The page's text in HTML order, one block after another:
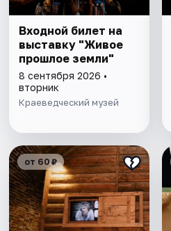
Входной билет на
выставку "Живое
прошлое земли"
8 сентября 2026 •
вторник
Краеведческий музей
от 60 ₽